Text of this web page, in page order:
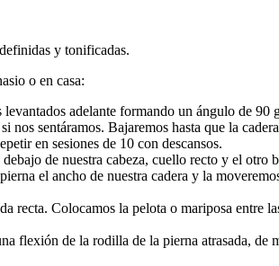
y tonificadas.
o en casa:
adelante formando un ángulo de 90
sentáramos. Bajaremos hasta que la
en sesiones de 10 con descansos.
de nuestra cabeza, cuello recto y el otro
el ancho de nuestra cadera y la
recta. Colocamos la pelota o mariposa entre
flexión de la rodilla de la pierna atrasada, de